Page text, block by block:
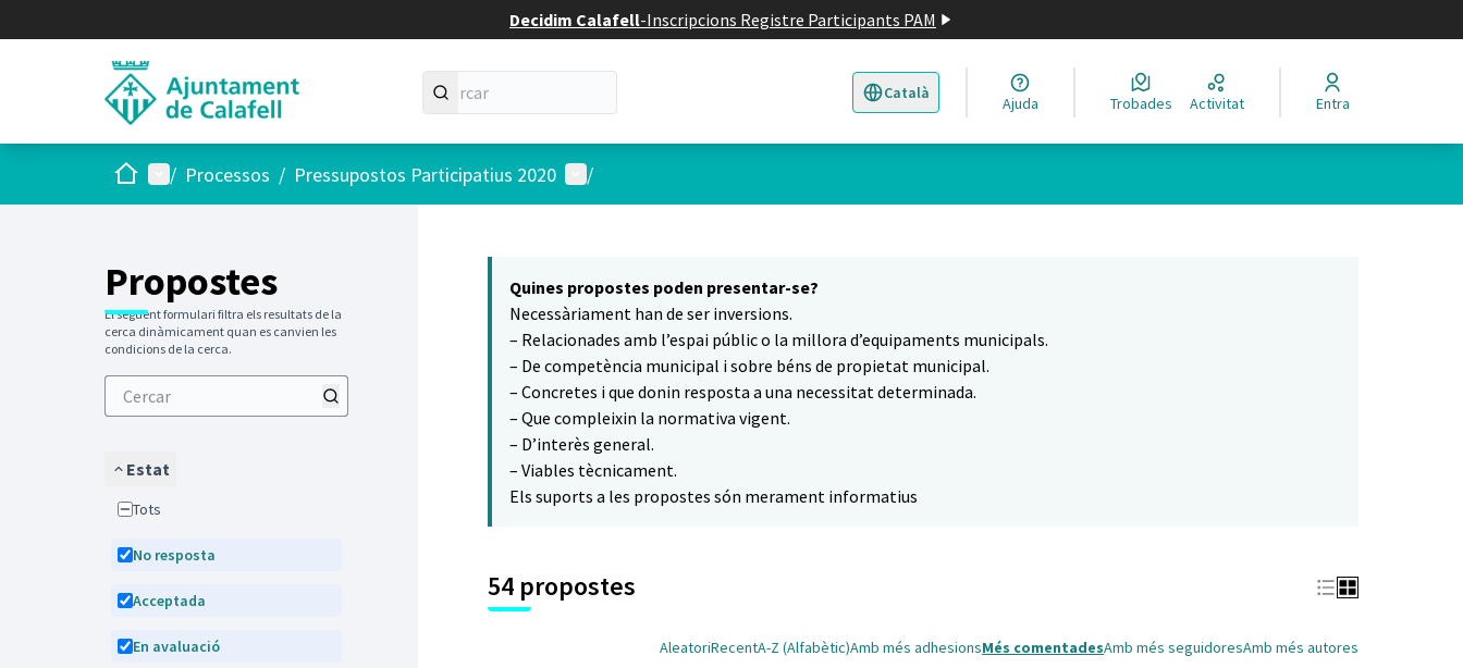
Decidim Calafell-Inscripcions Registre Participants PAM
Català
Triar la llengua Elegir el idioma
Ajuda Trobades Activitat Entra
Inici Menú principal
/ Processos / Pressupostos Participatius 2020 Menú d'usuari
/
Propostes
El següent formulari filtra els resultats de la
cerca dinàmicament quan es canvien les
condicions de la cerca.
Estat
Tots
No resposta
Acceptada
En avaluació
6
Quines propostes poden presentar-se?
Necessàriament han de ser inversions.
– Relacionades amb l’espai públic o la millora d’equipaments municipals.
– De competència municipal i sobre béns de propietat municipal.
– Concretes i que donin resposta a una necessitat determinada.
– Que compleixin la normativa vigent.
– D’interès general.
– Viables tècnicament.
Els suports a les propostes són merament informatius
54 propostes
AleatoriRecentA-Z (Alfabètic)Amb més adhesionsMés comentadesAmb més seguidoresAmb més autores